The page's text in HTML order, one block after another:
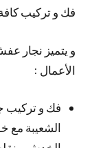
فك و تركيب كافة
و يتميز نجار
الأعمال :
فك و تركيب
الشعيبة مع